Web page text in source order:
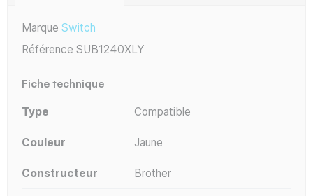
Marque Switch
Référence SUB1240XLY
Fiche technique
Type Compatible
Couleur Jaune
Constructeur Brother